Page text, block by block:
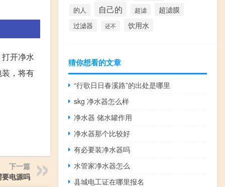
开净水
，将有
下一篇
电源吗
的人 自己的 超滤 超滤膜
过滤器 还不 饮用水
猜你想看的文章
“行歌日日春溪路”的出处是哪里
skg 净水器怎么样
净水器 储水罐作用
净水器那个比较好
有必要装净水器吗
水管家净水器怎么
县城电工证在哪里报名